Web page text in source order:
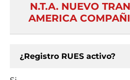
N.T.A. NUEVO
AMERICA
¿Registro RUES activo?